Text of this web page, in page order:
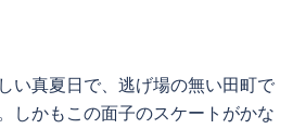
い真夏日で、逃げ場の無い田町で
しかもこの面子のスケートがかな